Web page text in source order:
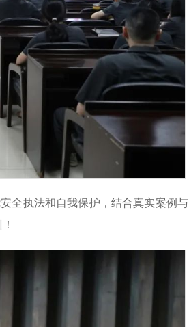
全执法和自我保护，结合真实案例与